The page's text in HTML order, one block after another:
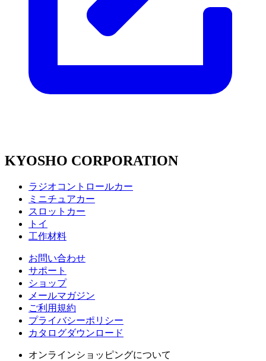
KYOSHO CORPORATION
ラジオコントロールカー
ミニチュアカー
スロットカー
トイ
工作材料
お問い合わせ
サポート
ショップ
メールマガジン
ご利用規約
プライバシーポリシー
カタログダウンロード
オンラインショッピングについて